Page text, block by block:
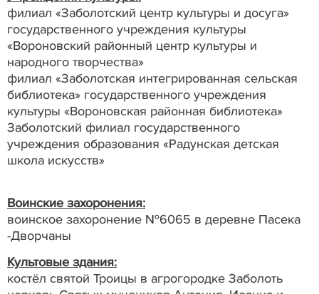
филиал «Заболотский центр культуры и досуга»
государственного учреждения культуры
«Вороновский районный центр культуры и
народного творчества»
филиал «Заболотская интегрированная сельская
библиотека» государственного учреждения
культуры «Вороновская районная библиотека»
Заболотский филиал государственного
учреждения образования «Радунская детская
школа искусств»
Воинские захоронения:
воинское захоронение №6065 в деревне Пасека
-Дворчаны
Культовые здания:
костёл святой Троицы в агрогородке Заболоть